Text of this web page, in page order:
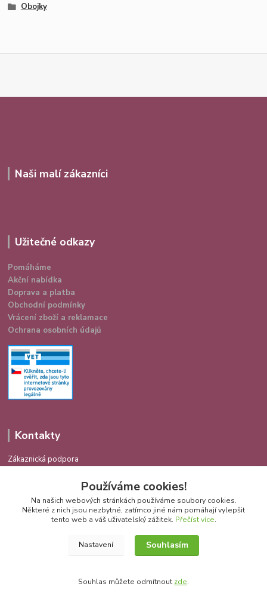
Obojky
Naši malí zákazníci
Užitečné odkazy
Pomáháme
Akční nabídka
Doprava a platba
Obchodní podmínky
Vrácení zboží a reklamace
Ochrana osobních údajů
Kontakty
Zákaznická podpora
info@spokojenakocka.cz
Používáme cookies!
Na našich webových stránkách používáme soubory cookies.
Některé z nich jsou nezbytné, zatímco jiné nám pomáhají vylepšit
tento web a váš uživatelský zážitek. Přečíst více.
Nastavení Souhlasím
Souhlas můžete odmítnout zde.